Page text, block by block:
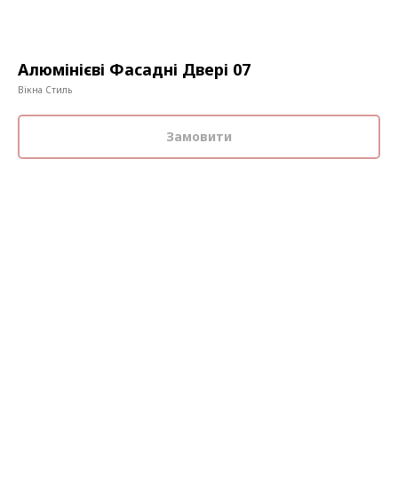
Алюмінієві Фасадні Двері 07
Вікна Стиль
Замовити